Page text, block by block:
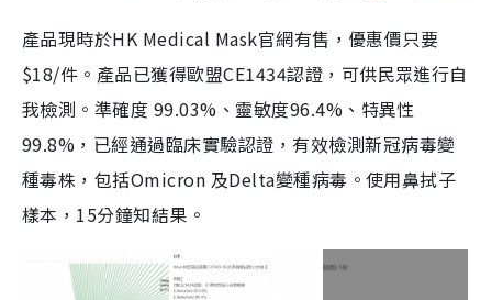
產品現時於HK Medical Mask官網有售，優惠價只要
$18/件。產品已獲得歐盟CE1434認證，可供民眾進行自
我檢測。準確度 99.03%、靈敏度96.4%、特異性
99.8%，已經通過臨床實驗認證，有效檢測新冠病毒變
種毒株，包括Omicron 及Delta變種病毒。使用鼻拭子
樣本，15分鐘知結果。